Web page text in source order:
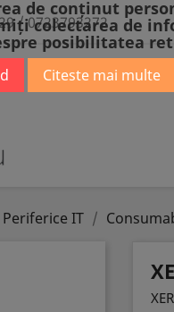
/ 0723793272
BIROTICA
IT
de conținut
colectarea de
posibilitatea
Citeste mai multe